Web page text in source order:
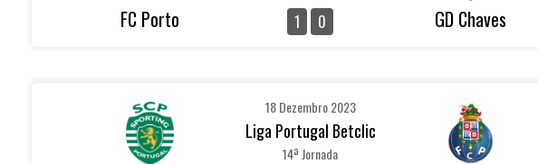
FC Porto 1 0 GD Chaves
18 Dezembro 2023
Liga Portugal Betclic
14ª Jornada